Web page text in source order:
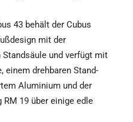
43 behält der Cubus
mit der
und verfügt mit
einem drehbaren Stand-
Aluminium und der
RM 19 über einige edle